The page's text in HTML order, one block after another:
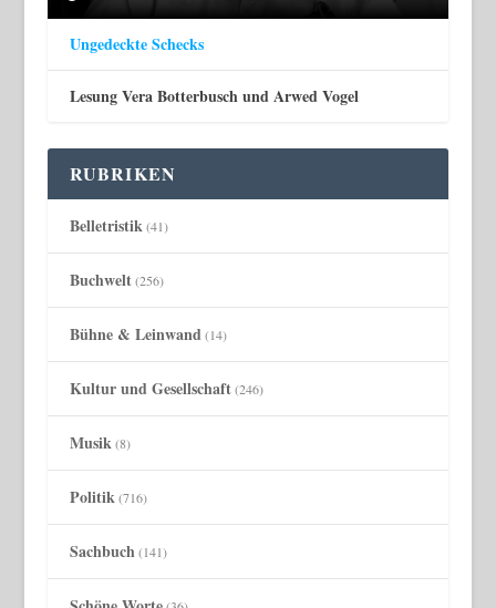
Ungedeckte Schecks
Lesung Vera Botterbusch und Arwed Vogel
RUBRIKEN
Belletristik (41)
Buchwelt(256)
Bühne & Leinwand (14)
Kultur und Gesellschaft(246)
Musik (8)
Politik (716)
Sachbuch (141)